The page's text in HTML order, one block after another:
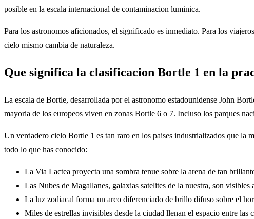
posible en la escala internacional de contaminacion luminica.
Para los astronomos aficionados, el significado es inmediato. Para los
cielo mismo cambia de naturaleza.
Que significa la clasificacion Bortle 1 en la
La escala de Bortle, desarrollada por el astronomo estadounidense John
mayoria de los europeos viven en zonas Bortle 6 o 7. Incluso los parques
Un verdadero cielo Bortle 1 es tan raro en los paises industrializados que la
todo lo que has conocido:
La Via Lactea proyecta una sombra tenue sobre la arena de tan
Las Nubes de Magallanes, galaxias satelites de la nuestra, son visibles
La luz zodiacal forma un arco diferenciado de brillo difuso sobre el
Miles de estrellas invisibles desde la ciudad llenan el espacio entre las